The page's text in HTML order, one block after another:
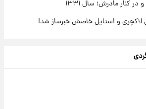
کنار مادرش؛ سال ۱۳۳۱
لاکچری و استایل خاصش خبرساز شد!